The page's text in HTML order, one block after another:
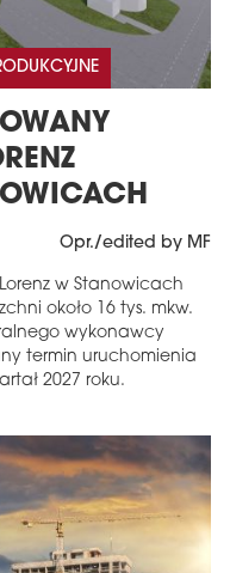
Opr./edited by MF
w Stanowicach
około 16 tys. mkw.
wykonawcy
termin uruchomienia
2027 roku.